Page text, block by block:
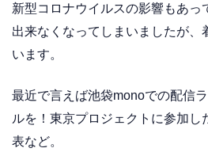
新型コロナウイルスの影響もあっ
出来なくなってしまいましたが、
います。
最近で言えば池袋monoでの配信
ルを！東京プロジェクトに参加し
表など。